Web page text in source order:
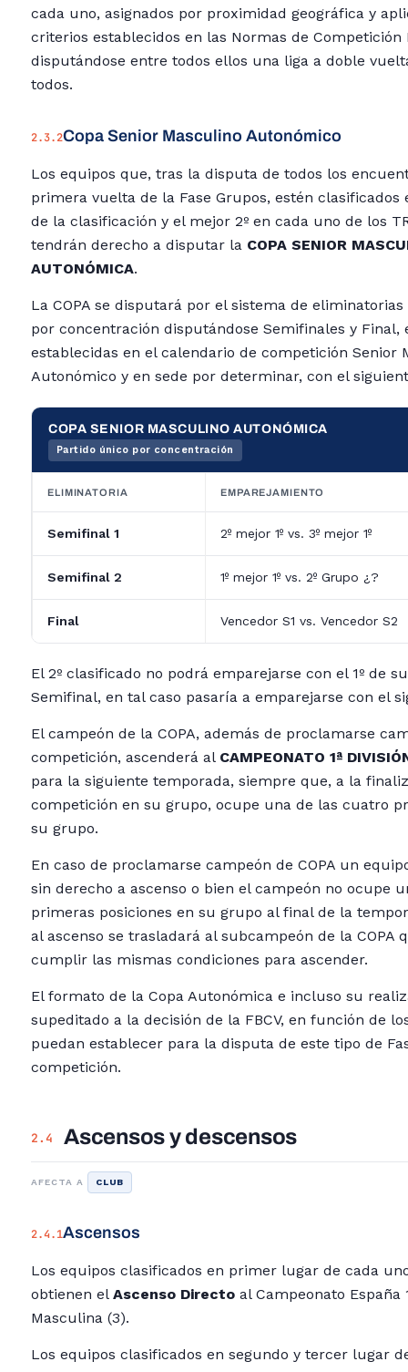
cada uno, asignados por proximidad geográfica y
criterios establecidos en las Normas de Competición
disputándose entre todos ellos una liga a doble
todos.
2.3.2Copa Senior Masculino Autonómico
Los equipos que, tras la disputa de todos los
primera vuelta de la Fase Grupos, estén clasificados
de la clasificación y el mejor 2º en cada uno de los
tendrán derecho a disputar la COPA SENIOR
AUTONÓMICA.
La COPA se disputará por el sistema de
por concentración disputándose Semifinales y Final,
establecidas en el calendario de competición Senior
Autonómico y en sede por determinar, con el
COPA SENIOR MASCULINO AUTONÓMICA
Partido único por concentración
ELIMINATORIA EMPAREJAMIENTO
Semifinal 1 2º mejor 1º vs. 3º mejor 1º
Semifinal 2 1º mejor 1º vs. 2º Grupo ¿?
Final Vencedor S1 vs. Vencedor S2
El 2º clasificado no podrá emparejarse con el 1º de
Semifinal, en tal caso pasaría a emparejarse con el
El campeón de la COPA, además de proclamarse
competición, ascenderá al CAMPEONATO 1ª
para la siguiente temporada, siempre que, a la
competición en su grupo, ocupe una de las cuatro
su grupo.
En caso de proclamarse campeón de COPA un
sin derecho a ascenso o bien el campeón no ocupe
primeras posiciones en su grupo al final de la
al ascenso se trasladará al subcampeón de la COPA
cumplir las mismas condiciones para ascender.
El formato de la Copa Autonómica e incluso su
supeditado a la decisión de la FBCV, en función de
puedan establecer para la disputa de este tipo de
competición.
2.4 Ascensos y descensos
AFECTA A CLUB
2.4.1Ascensos
Los equipos clasificados en primer lugar de cada
obtienen el Ascenso Directo al Campeonato España
Masculina (3).
Los equipos clasificados en segundo y tercer lugar